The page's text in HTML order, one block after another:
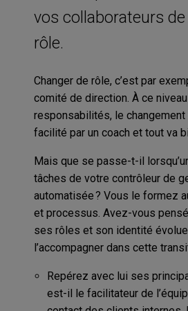
vos collaborateurs
rôle.
Changer de rôle, c’est par
comité de direction. À ce
responsabilités, le
facilité par un coach et tout va
Mais que se passe-t-il
tâches de votre contrôleur de
automatisée ? Vous le formez
et processus. Avez-vous
ses rôles et son identité
l’accompagner dans cette
Repérez avec lui ses
est-il le facilitateur de